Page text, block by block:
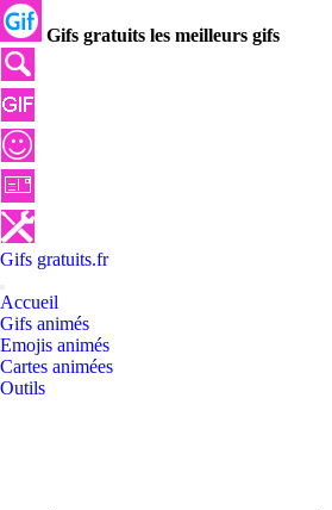
Gifs gratuits les meilleurs gifs
Gifs gratuits.fr
Accueil
Gifs animés
Emojis animés
Cartes animées
Outils